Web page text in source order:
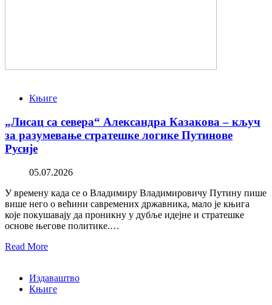
Књиге
„Лисац са севера“ Александра Казакова – кључ
за разумевање стратешке логике Путинове
Русије
05.07.2026
У времену када се о Владимиру Владимировичу Путину пише
више него о већини савремених државника, мало је књига
које покушавају да проникну у дубље идејне и стратешке
основе његове политике.…
Read More
Издаваштво
Књиге